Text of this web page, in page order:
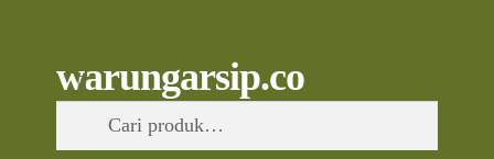
to
navigation
to
content
warungarsip.co